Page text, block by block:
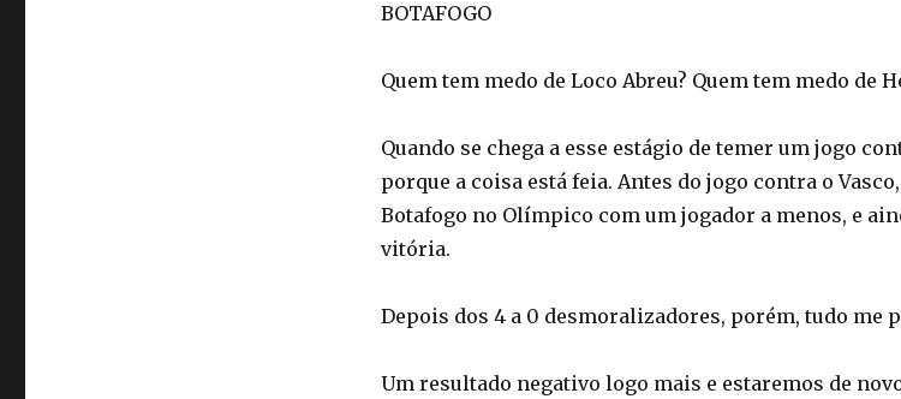
BOTAFOGO
Quem tem medo de Loco Abreu? Quem tem medo de
Quando se chega a esse estágio de temer um jogo
porque a coisa está feia. Antes do jogo contra o
Botafogo no Olímpico com um jogador a menos, e
vitória.
Depois dos 4 a 0 desmoralizadores, porém, tudo me
Um resultado negativo logo mais e estaremos de